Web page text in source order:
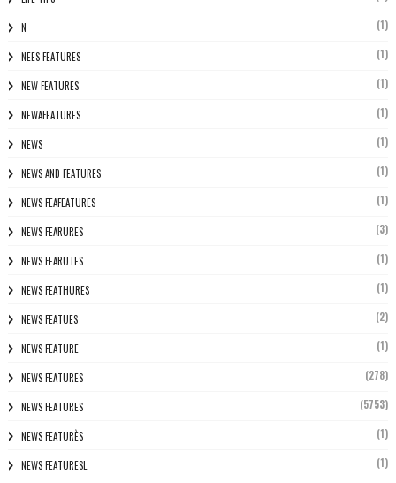
N (1)
NEES FEATURES (1)
NEW FEATURES (1)
NEWAFEATURES (1)
NEWS (1)
NEWS AND FEATURES (1)
NEWS FEAFEATURES (1)
NEWS FEARURES (3)
NEWS FEARUTES (1)
NEWS FEATHURES (1)
NEWS FEATUES (2)
NEWS FEATURE (1)
NEWS FEATURES (278)
NEWS FEATURES (5753)
NEWS FEATURÈS (1)
NEWS FEATURESL (1)